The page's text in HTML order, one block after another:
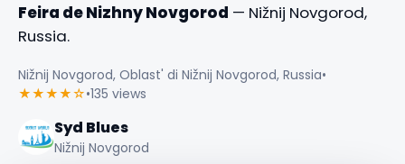
Feira de Nizhny Novgorod — Nižnij Novgorod,
Russia.
Nižnij Novgorod, Oblast' di Nižnij Novgorod, Russia•
★★★★☆•135 views
Syd Blues
Nižnij Novgorod